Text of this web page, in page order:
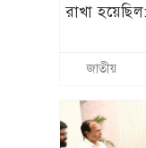
রাখা
জাতীয়